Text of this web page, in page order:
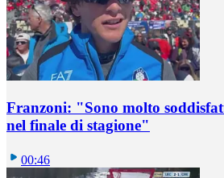
Franzoni: "Sono molto
nel finale di stagione"
00:46